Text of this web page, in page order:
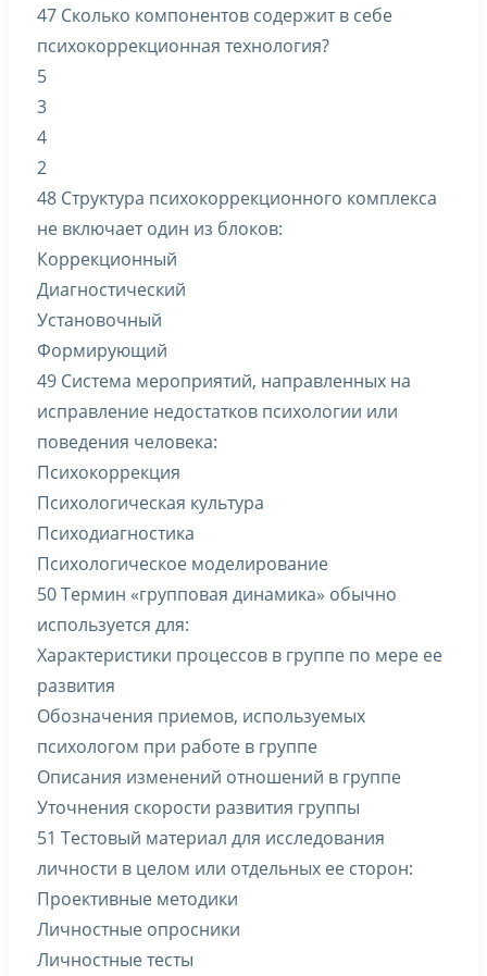
47 Сколько компонентов содержит в себе
психокоррекционная технология?
5
3
4
2
48 Структура психокоррекционного комплекса
не включает один из блоков:
Коррекционный
Диагностический
Установочный
Формирующий
49 Система мероприятий, направленных на
исправление недостатков психологии или
поведения человека:
Психокоррекция
Психологическая культура
Психодиагностика
Психологическое моделирование
50 Термин «групповая динамика» обычно
используется для:
Характеристики процессов в группе по мере ее
развития
Обозначения приемов, используемых
психологом при работе в группе
Описания изменений отношений в группе
Уточнения скорости развития группы
51 Тестовый материал для исследования
личности в целом или отдельных ее сторон:
Проективные методики
Личностные опросники
Личностные тесты